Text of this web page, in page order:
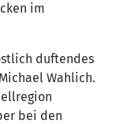
im
duftendes
Wahlich.
bei den